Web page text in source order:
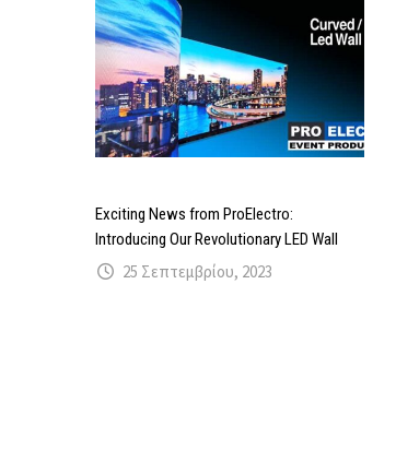
Exciting News from ProElectro:
Introducing Our Revolutionary LED Wall
25 Σεπτεμβρίου, 2023